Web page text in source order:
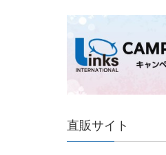
直販サイト